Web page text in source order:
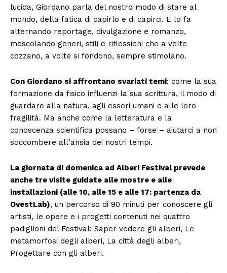
lucida, Giordano parla del nostro modo di stare al
mondo, della fatica di capirlo e di capirci. E lo fa
alternando reportage, divulgazione e romanzo,
mescolando generi, stili e riflessioni che a volte
cozzano, a volte si fondono, sempre stimolano.
Con Giordano si affrontano svariati temi: come la sua
formazione da fisico influenzi la sua scrittura, il modo di
guardare alla natura, agli esseri umani e alle loro
fragilità. Ma anche come la letteratura e la
conoscenza scientifica possano – forse – aiutarci a non
soccombere all’ansia dei nostri tempi.
La giornata di domenica ad Alberi Festival prevede
anche tre visite guidate alle mostre e alle
installazioni (alle 10, alle 15 e alle 17: partenza da
OvestLab), un percorso di 90 minuti per conoscere gli
artisti, le opere e i progetti contenuti nei quattro
padiglioni del Festival: Saper vedere gli alberi, Le
metamorfosi degli alberi, La città degli alberi,
Progettare con gli alberi.